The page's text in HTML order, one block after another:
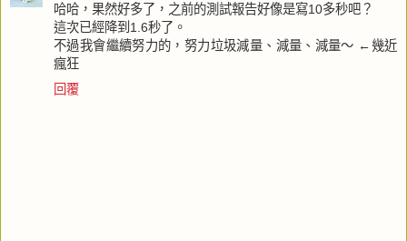
哈哈，果然好多了，之前的測試報告好像是寫10多秒吧？
這次已經降到1.6秒了。
不過我會繼續努力的，努力垃圾減量、減量、減量～ ←幾近
瘋狂
回覆